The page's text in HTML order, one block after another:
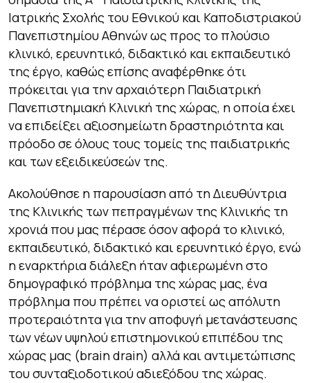
Ιατρικής Σχολής του Εθνικού και Καποδιστριακού
Πανεπιστημίου Αθηνών ως προς το πλούσιο
κλινικό, ερευνητικό, διδακτικό και εκπαιδευτικό
της έργο, καθώς επίσης αναφέρθηκε ότι
πρόκειται για την αρχαιότερη Παιδιατρική
Πανεπιστημιακή Κλινική της χώρας, η οποία έχει
να επιδείξει αξιοσημείωτη δραστηριότητα και
πρόοδο σε όλους τους τομείς της παιδιατρικής
και των εξειδικεύσεών της.
Ακολούθησε η παρουσίαση από τη Διευθύντρια
της Κλινικής των πεπραγμένων της Κλινικής τη
χρονιά που μας πέρασε όσον αφορά το κλινικό,
εκπαιδευτικό, διδακτικό και ερευνητικό έργο, ενώ
η εναρκτήρια διάλεξη ήταν αφιερωμένη στο
δημογραφικό πρόβλημα της χώρας μας, ένα
πρόβλημα που πρέπει να οριστεί ως απόλυτη
προτεραιότητα για την αποφυγή μετανάστευσης
των νέων υψηλού επιστημονικού επιπέδου της
χώρας μας (brain drain) αλλά και αντιμετώπισης
του συνταξιοδοτικού αδιεξόδου της χώρας.